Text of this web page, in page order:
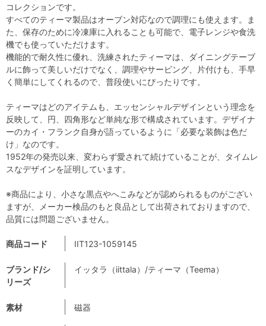
商品コード IIT123-1059145
ブランド/シ
リーズ
イッタラ（iittala）/ティーマ（Teema）
素材 磁器
コレクションです。
すべてのティーマ製品はオーブン対応なので調理にも使えます。ま
た、保存のために冷凍庫に入れることも可能で、電子レンジや食洗
機でも使っていただけます。
機能的で耐久性に優れ、洗練されたティーマは、ダイニングテーブ
ルに飾って美しいだけでなく、調理やサービング、片付けも、手早
く簡単にしてくれるので、普段使いにぴったりです。
ティーマはどのアイテムも、エッセンシャルデザインという理念を
反映して、円、四角形など単純な形で構成されています。デザイナ
ーのカイ・フランク自身が語っているように「必要な装飾は色だ
け」なのです。
1952年の発売以来、変わらず愛されて続けていることが、タイムレ
スなデザインを証明しています。
※商品により、小さな黒点やへこみなどが認められるものがござい
ますが、メーカー検品のもと良品として出荷されておりますので、
品質には問題ございません。